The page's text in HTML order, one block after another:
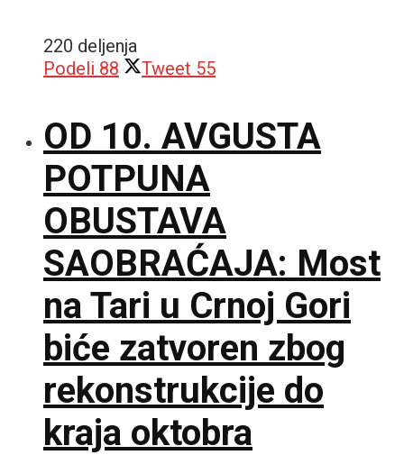
220 deljenja
Podeli 88 Tweet 55
OD 10. AVGUSTA
POTPUNA
OBUSTAVA
SAOBRAĆAJA: Most
na Tari u Crnoj Gori
biće zatvoren zbog
rekonstrukcije do
kraja oktobra